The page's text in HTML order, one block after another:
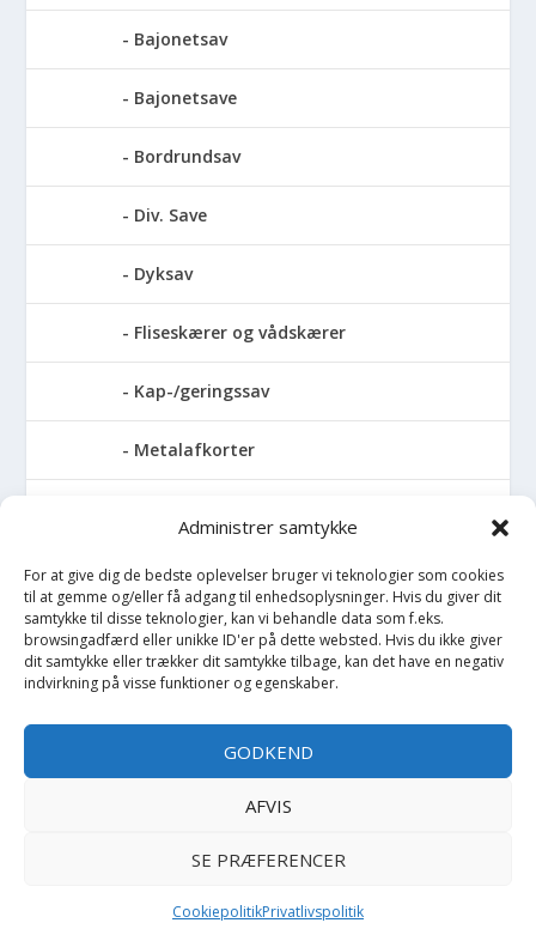
Administrer samtykke
For at give dig de bedste oplevelser bruger vi teknologier som cookies
til at gemme og/eller få adgang til enhedsoplysninger. Hvis du giver dit
samtykke til disse teknologier, kan vi behandle data som f.eks.
browsingadfærd eller unikke ID'er på dette websted. Hvis du ikke giver
dit samtykke eller trækker dit samtykke tilbage, kan det have en negativ
indvirkning på visse funktioner og egenskaber.
GODKEND
AFVIS
SE PRÆFERENCER
CookiepolitikPrivatlivspolitik
Bajonetsav
Bajonetsave
Bordrundsav
Div. Save
Dyksav
Fliseskærer og vådskærer
Kap-/geringssav
Metalafkorter
Stationære rundsave
Stiksave
Slibemaskiner
Søjlebore- & bænkboremaskiner
Copyright BilligtByg.dk -Cookie politik-Privatlivspolitik